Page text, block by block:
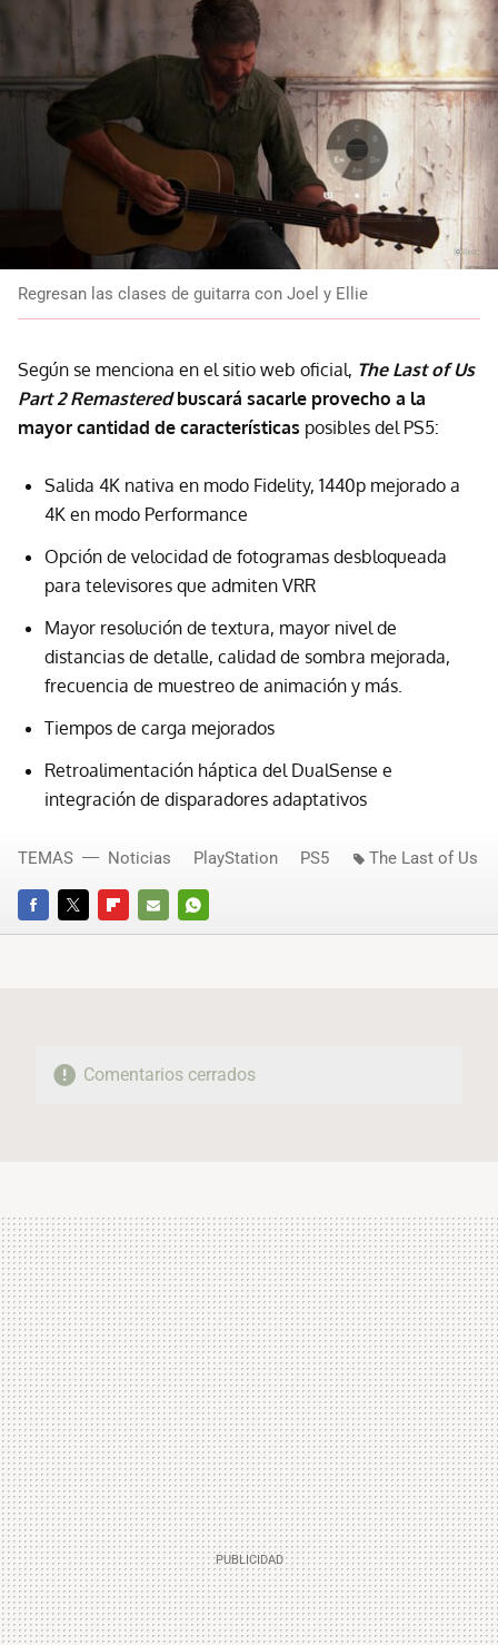
Regresan las clases de guitarra con Joel y Ellie
Según se menciona en el sitio web oficial, The Last of Us
Part 2 Remasteredbuscará sacarle provecho a la
mayor cantidad de características posibles del PS5:
Salida 4K nativa en modo Fidelity, 1440p mejorado a
4K en modo Performance
Opción de velocidad de fotogramas desbloqueada
para televisores que admiten VRR
Mayor resolución de textura, mayor nivel de
distancias de detalle, calidad de sombra mejorada,
frecuencia de muestreo de animación y más.
Tiempos de carga mejorados
Retroalimentación háptica del DualSense e
integración de disparadores adaptativos
FACEBOOKTWITTERFLIPBOARD
E-
WHATSAPP
TEMAS Noticias PlayStation PS5 The Last of Us
Comentarios cerrados